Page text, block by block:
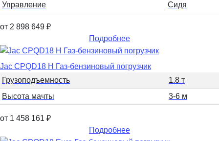
Управление
Сидя
от 2 898 649 ₽
Подробнее
Jac CPQD18 H Газ-бензиновый погрузчик
Грузоподъемность
1.8 т
Высота мачты
3-6 м
от 1 458 161 ₽
Подробнее